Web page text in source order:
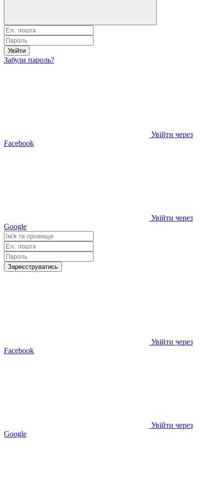
Увійти
Забули пароль?
Увійти через
Facebook
Увійти через
Google
Зареєструватись
Увійти через
Facebook
Увійти через
Google